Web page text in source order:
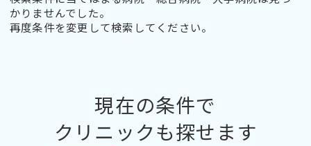
かりませんでした。
再度条件を変更して検索してください。
現在の条件で
クリニックも探せます